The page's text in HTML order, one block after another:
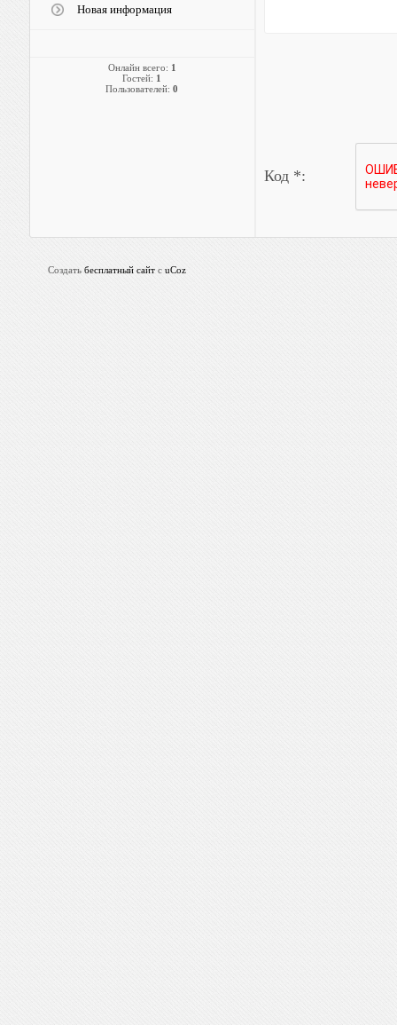
Новая информация
Онлайн всего: 1
Гостей: 1
Пользователей: 0
Код *:
Создать бесплатный сайт с uCoz